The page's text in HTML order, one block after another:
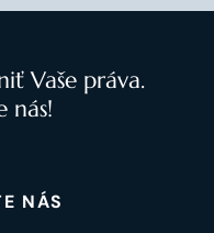
Vaše práva.
nás!
NÁS